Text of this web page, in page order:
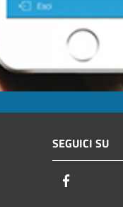
SEGUICI SU